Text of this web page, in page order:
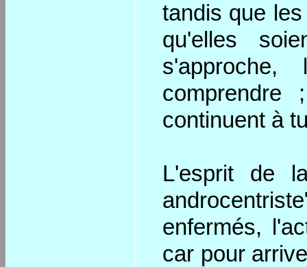
tandis que
qu'elles
continuent à
L'esprit de
enfermés,
car pour